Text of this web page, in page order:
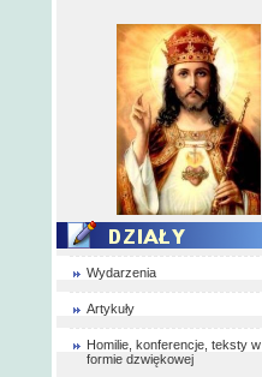
Wydarzenia
Artykuły
Homilie, konferencje, teksty w
formie dzwiękowej